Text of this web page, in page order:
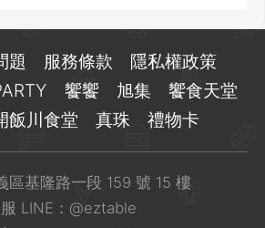
題 服務條款
隱私權政策
饗饗 旭集
饗食天堂
飯川食堂 真珠 禮物卡
區基隆路一段 159 號 15 樓
LINE： @eztable